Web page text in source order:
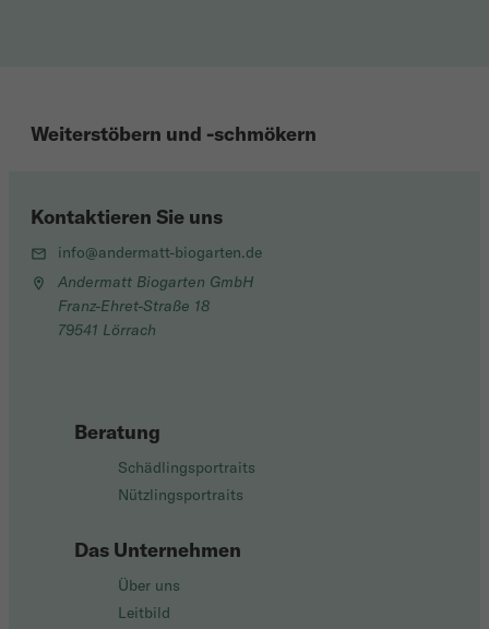
Weiterstöbern und -schmökern
Beratung
Schädlingsportraits
Nützlingsportraits
Das Unternehmen
Über uns
Leitbild
Kontaktieren Sie uns
info@andermatt-biogarten.de
Andermatt Biogarten GmbH
Franz-Ehret-Straße 18
79541 Lörrach